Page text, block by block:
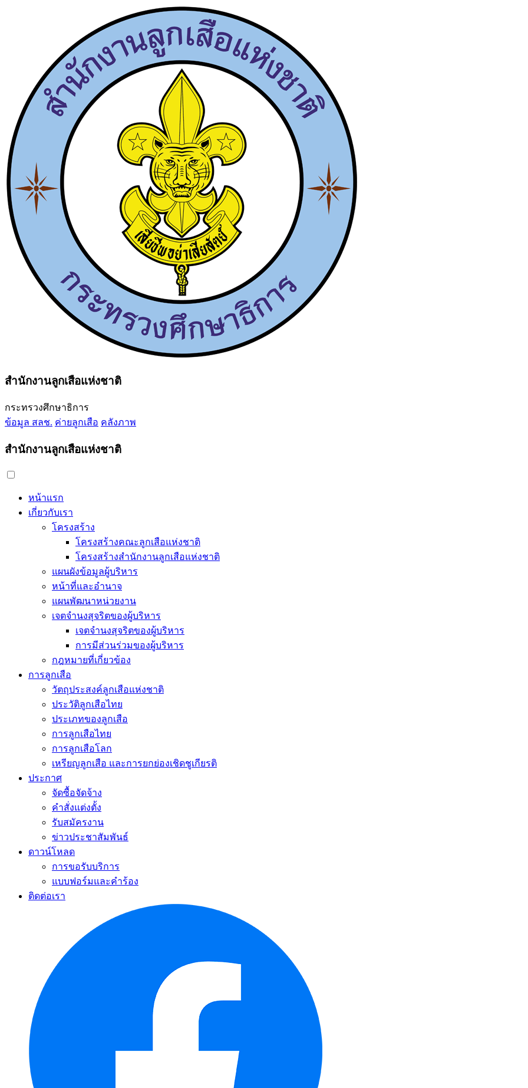
สำนักงานลูกเสือแห่งชาติ
กระทรวงศึกษาธิการ
ข้อมูล สลช. ค่ายลูกเสือ คลังภาพ
สำนักงานลูกเสือแห่งชาติ
หน้าแรก
เกี่ยวกับเรา
โครงสร้าง
โครงสร้างคณะลูกเสือแห่งชาติ
โครงสร้างสำนักงานลูกเสือแห่งชาติ
แผนผังข้อมูลผู้บริหาร
หน้าที่และอำนาจ
แผนพัฒนาหน่วยงาน
เจตจำนงสุจริตของผู้บริหาร
เจตจำนงสุจริตของผู้บริหาร
การมีส่วนร่วมของผู้บริหาร
กฎหมายที่เกี่ยวข้อง
การลูกเสือ
วัตถุประสงค์ลูกเสือแห่งชาติ
ประวัติลูกเสือไทย
ประเภทของลูกเสือ
การลูกเสือไทย
การลูกเสือโลก
เหรียญลูกเสือ และการยกย่องเชิดชูเกียรติ
ประกาศ
จัดซื้อจัดจ้าง
คำสั่งแต่งตั้ง
รับสมัครงาน
ข่าวประชาสัมพันธ์
ดาวน์โหลด
การขอรับบริการ
แบบฟอร์มและคำร้อง
ติดต่อเรา